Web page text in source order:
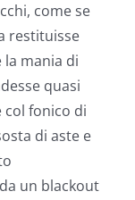
come se
restituisse
la mania di
quasi
fonico di
di aste e
un blackout